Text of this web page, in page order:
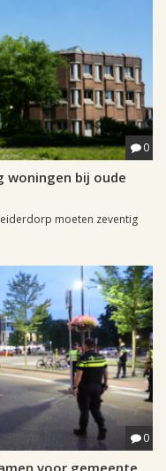
0
bij oude
moeten zeventig
0